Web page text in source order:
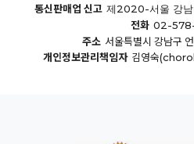
통신판매업 신고 제2020-서울 강
전화 02-
주소 서울특별시 강남구
개인정보관리책임자 김영숙